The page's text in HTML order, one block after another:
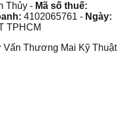
Thủy - Mã số thuế:
4102065761 - Ngày:
TPHCM
Vấn Thương Mai Kỹ Thuật